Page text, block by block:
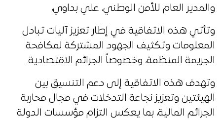
والمدير العام للأمن الوطني، علي بداوي،
وتأتي هذه الاتفاقية في إطار تعزيز آليات تبادل
المعلومات وتكثيف الجهود المشتركة لمكافحة
الجريمة المنظمة، وخصوصاً الجرائم الاقتصادية.
وتهدف هذه الاتفاقية إلى دعم التنسيق بين
الهيئتين وتعزيز نجاعة التدخلات في مجال محاربة
الجرائم المالية، بما يعكس التزام مؤسسات الدولة